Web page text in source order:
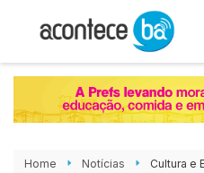
Home Notícias Cultura e